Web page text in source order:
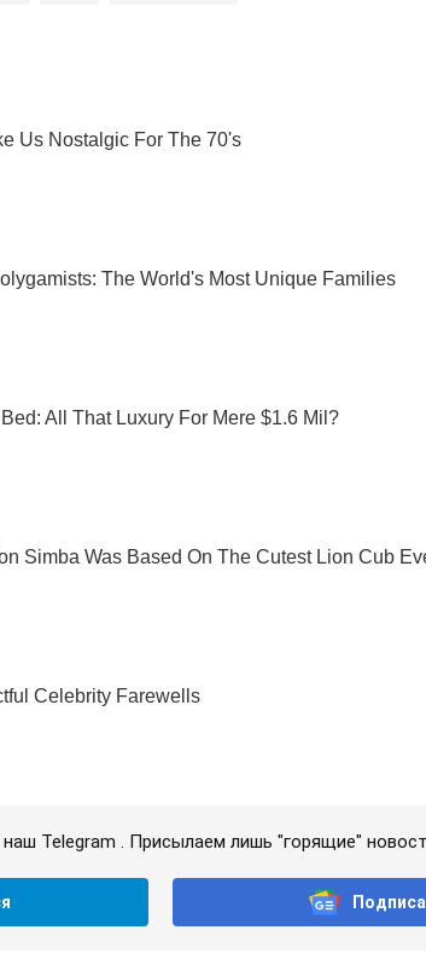
Telegram . Присылаем лишь "горящие"